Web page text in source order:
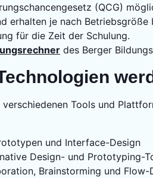
(QCG)
erhalten je nach Betriebsgröße
für die Zeit der Schulung.
des Berger
Tools und
und Interface-Design
Design- und Prototyping-
Brainstorming und Flow-